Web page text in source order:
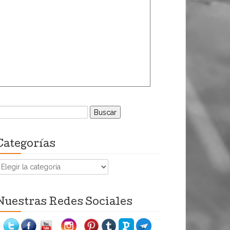
Redes Sociales